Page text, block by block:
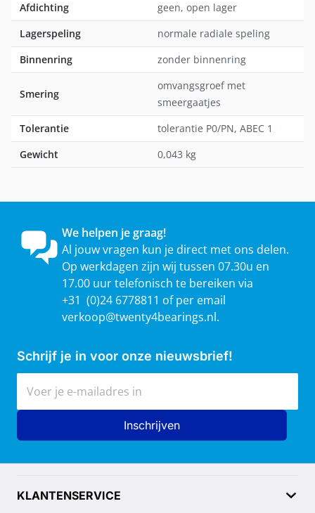
Afdichting
geen, open lager
Lagerspeling
normale radiale speling
Binnenring
zonder binnenring
Smering
omvangsgroef met
smeergaatjes
Tolerantie
tolerantie P0/PN, ABEC 1
Gewicht
0,043 kg
We helpen je graag!
Al jouw vragen kun je direct met ons delen.
Op werkdagen zijn wij tussen 07.30u en
17.00 uur telefonisch te bereiken via
+31 (0)24 6778811 of per email
verkoop@twenty4bearings.nl.
Schrijf je in voor onze nieuwsbrief!
E-mailadres
Inschrijven
KLANTENSERVICE